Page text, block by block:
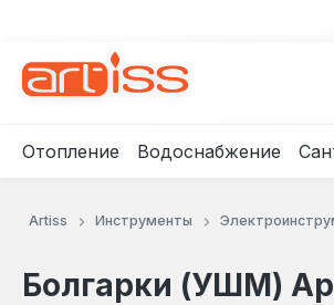
Отопление Водоснабжение
Artiss Инструменты
Болгарки (УШМ)